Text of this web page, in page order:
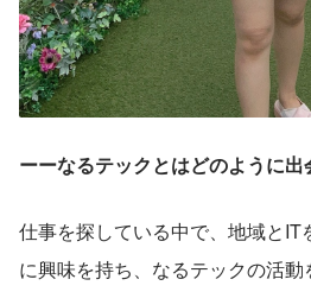
ーーなるテックとはどのように
仕事を探している中で、地域とIT
に興味を持ち、なるテックの活